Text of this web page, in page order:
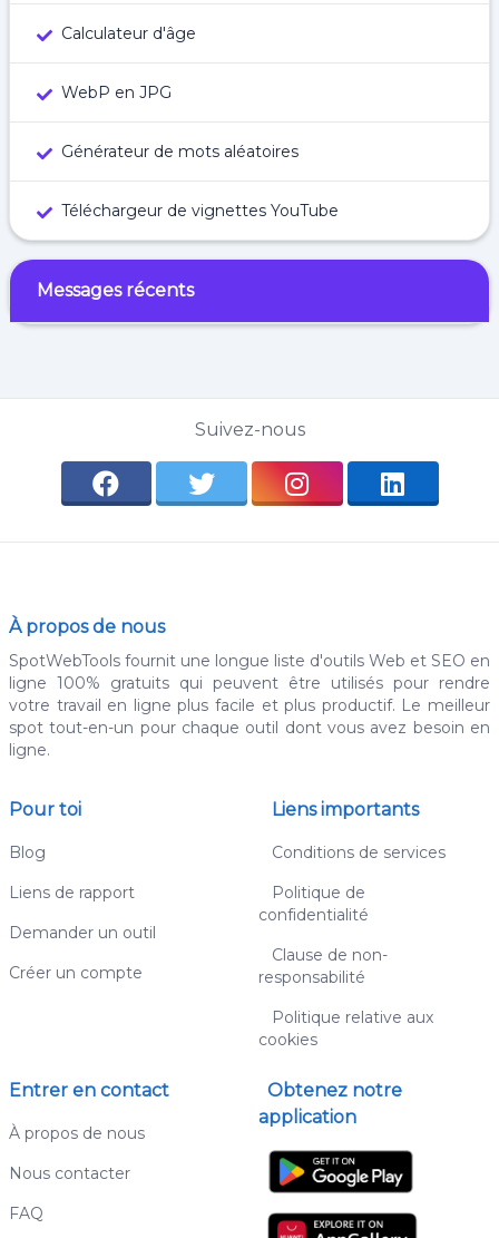
Calculateur d'âge
WebP en JPG
Générateur de mots aléatoires
Téléchargeur de vignettes YouTube
Messages récents
Suivez-nous
À propos de nous
SpotWebTools fournit une longue liste d'outils Web et SEO en
ligne 100% gratuits qui peuvent être utilisés pour rendre
votre travail en ligne plus facile et plus productif. Le meilleur
spot tout-en-un pour chaque outil dont vous avez besoin en
ligne.
Pour toi
Blog
Liens de rapport
Demander un outil
Créer un compte
Liens importants
Conditions de services
Politique de
confidentialité
Clause de non-
responsabilité
Politique relative aux
cookies
Entrer en contact
À propos de nous
Nous contacter
FAQ
Obtenez notre
application